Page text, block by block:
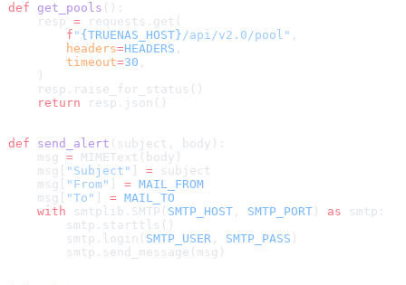
def get_pools ():
    resp
= requests.get(
        f
" {TRUENAS_HOST} /api/v2.0/pool" ,
        headers
=HEADERS ,
        timeout
=30 ,
    )
    resp.raise_for_status()
    return
resp.json()
def send_alert (subject, body):
    msg
= MIMEText(body)
    msg[
"Subject" = subject
    msg[
"From" = MAIL_FROM
    msg[
"To" = MAIL_TO
    with
smtplib.SMTP( SMTP_HOST , SMTP_PORT ) as smtp:
        smtp.starttls()
        smtp.login(
SMTP_USER , SMTP_PASS )
        smtp.send_message(msg)